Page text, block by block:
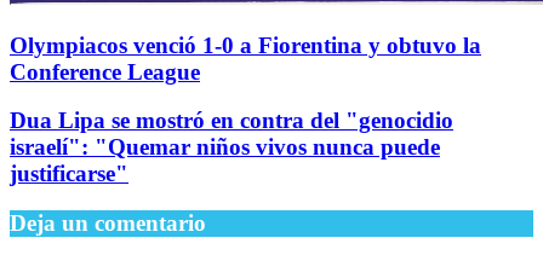
Olympiacos venció 1-0 a Fiorentina y obtuvo la
Conference League
Dua Lipa se mostró en contra del "genocidio
israelí": "Quemar niños vivos nunca puede
justificarse"
Deja un comentario